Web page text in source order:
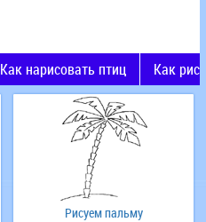
Как нарисовать птиц Как
Рисуем пальму